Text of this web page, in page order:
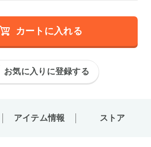
カートに入れる
お気に入りに登録する
アイテム情報 ストア